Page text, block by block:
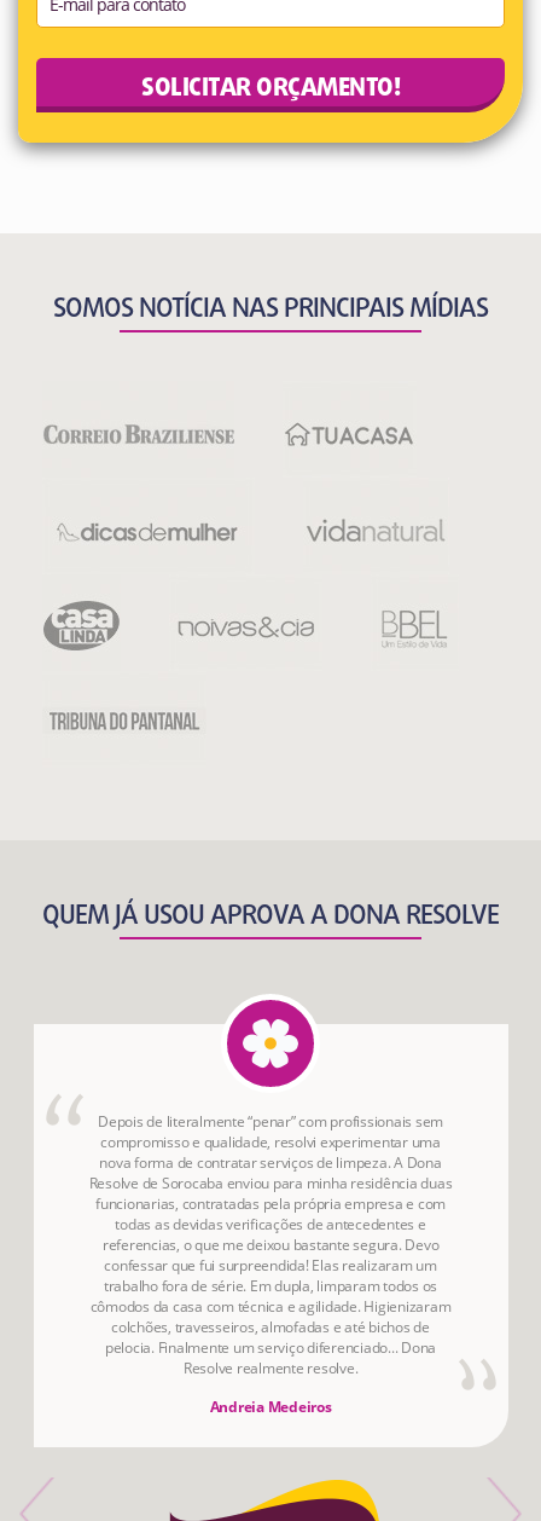
SOLICITAR ORÇAMENTO!
SOMOS NOTÍCIA NAS PRINCIPAIS MÍDIAS
QUEM JÁ USOU APROVA A DONA RESOLVE
Depois de literalmente “penar” com profissionais sem
compromisso e qualidade, resolvi experimentar uma
nova forma de contratar serviços de limpeza. A Dona
Resolve de Sorocaba enviou para minha residência duas
funcionarias, contratadas pela própria empresa e com
todas as devidas verificações de antecedentes e
referencias, o que me deixou bastante segura. Devo
confessar que fui surpreendida! Elas realizaram um
trabalho fora de série. Em dupla, limparam todos os
cômodos da casa com técnica e agilidade. Higienizaram
colchões, travesseiros, almofadas e até bichos de
pelocia. Finalmente um serviço diferenciado... Dona
Resolve realmente resolve.
Andreia Medeiros